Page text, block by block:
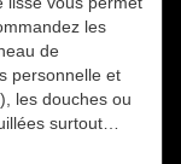
les
de
personnelle et
les douches ou
surtout…